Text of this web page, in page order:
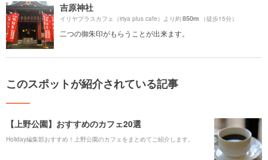
吉原神社
イリヤプラスカフェ（iriya plus cafe）より約850m （徒歩15分）
二つの御朱印がもらうことが出来ます。
このスポットが紹介されている記事
【上野公園】おすすめのカフェ20選
Holiday編集部おすすめ！上野公園のカフェをまとめてご紹介します。